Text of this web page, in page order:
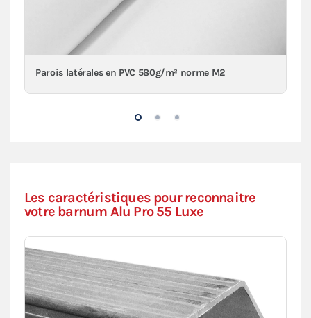
Parois latérales en PVC 580g/m² norme M2
Les caractéristiques pour reconnaitre
votre barnum Alu Pro 55 Luxe